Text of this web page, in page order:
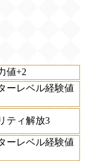
値+2
ーレベル経験値
ティ解放3
ーレベル経験値